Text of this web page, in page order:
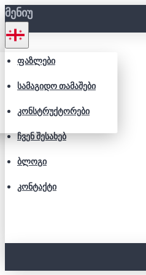
ᲛᲔᲜᲘᲣ
ᲤᲐᲖᲚᲔᲑᲘ
ᲡᲐᲛᲐᲒᲘᲓᲝ ᲗᲐᲛᲐᲨᲔᲑᲘ
ᲙᲝᲜᲡᲢᲠᲣᲥᲢᲝᲠᲔᲑᲘ
ᲩᲕᲔᲜ ᲨᲔᲡᲐᲮᲔᲑ
ᲑᲚᲝᲒᲘ
ᲙᲝᲜᲢᲐᲥᲢᲘ